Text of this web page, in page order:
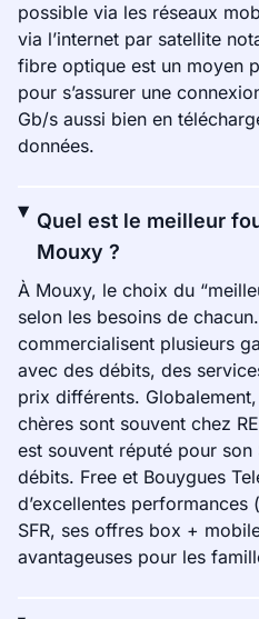
possible via les réseaux
via l’internet par satellite
fibre optique est un moyen
pour s’assurer une
Gb/s aussi bien en
données.
Quel est le meilleur
Mouxy ?
À Mouxy, le choix du
selon les besoins de
commercialisent plusieurs
avec des débits, des
prix différents.
chères sont souvent chez
est souvent réputé pour
débits. Free et Bouygues
d’excellentes performances
SFR, ses offres box +
avantageuses pour les